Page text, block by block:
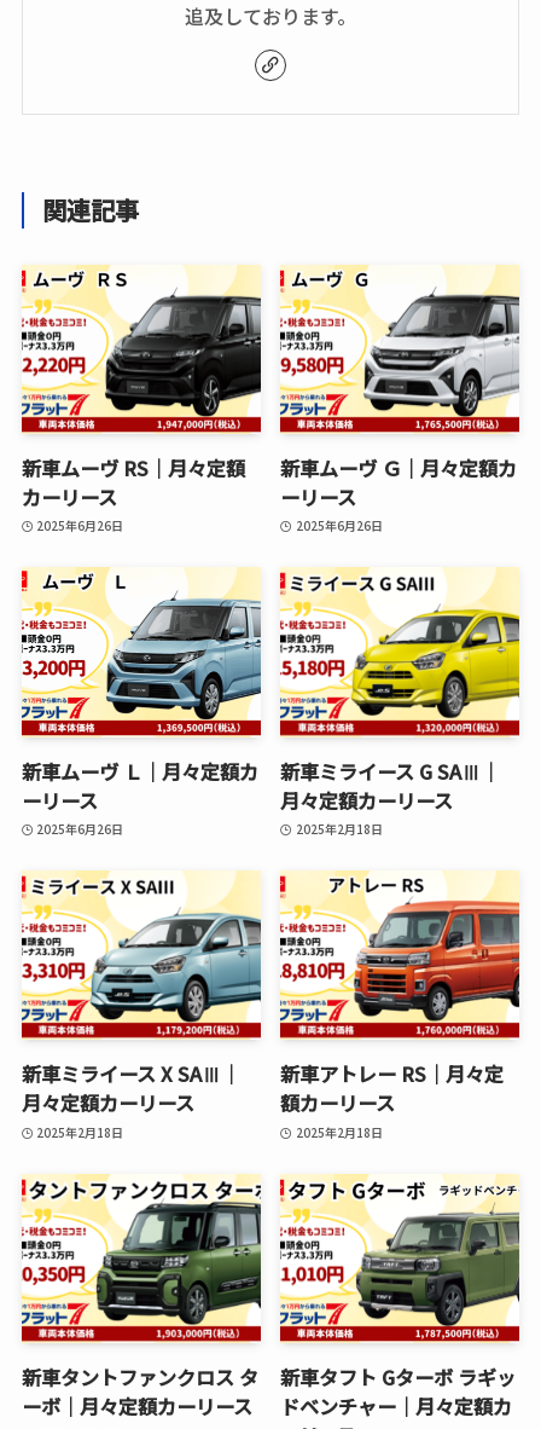
追及しております。
関連記事
新車ムーヴ RS│月々定額
カーリース
2025年6月26日
新車ムーヴ Ｇ│月々定額カ
ーリース
2025年6月26日
新車ムーヴ Ｌ│月々定額カ
ーリース
2025年6月26日
新車ミライース G SAⅢ│
月々定額カーリース
2025年2月18日
新車ミライース X SAⅢ│
月々定額カーリース
2025年2月18日
新車アトレー RS│月々定
額カーリース
2025年2月18日
新車タントファンクロス タ
ーボ│月々定額カーリース
新車タフト Gターボ ラギッ
ドベンチャー│月々定額カ